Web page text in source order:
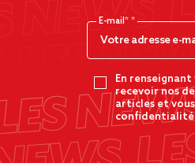
E-mail*
En
recevoir nos
articles et